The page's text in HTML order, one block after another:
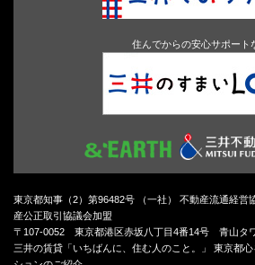
住んでからの安心サポート
東京都知事（2）第96482号 （一社） 不動産流通経営
産公正取引協議会加盟
〒107-0052 東京都港区赤坂八丁目4番14号 青山タ
三井の賃貸「いちばんに、住む人のこと。」 東京都